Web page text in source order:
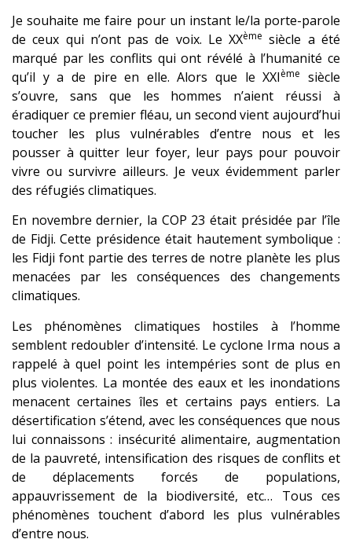
Je souhaite me faire pour un instant le/la porte-parole
de ceux qui n’ont pas de voix. Le XXème siècle a été
marqué par les conflits qui ont révélé à l’humanité ce
qu’il y a de pire en elle. Alors que le XXIème
siècle
s’ouvre, sans que les hommes n’aient réussi à
éradiquer ce premier fléau, un second vient aujourd’hui
toucher les plus vulnérables d’entre nous et les
pousser à quitter leur foyer, leur pays pour pouvoir
vivre ou survivre ailleurs. Je veux évidemment parler
des réfugiés climatiques.
En novembre dernier, la COP 23 était présidée par l’île
de Fidji. Cette présidence était hautement symbolique :
les Fidji font partie des terres de notre planète les plus
menacées par les conséquences des changements
climatiques.
Les phénomènes climatiques hostiles à l’homme
semblent redoubler d’intensité. Le cyclone Irma nous a
rappelé à quel point les intempéries sont de plus en
plus violentes. La montée des eaux et les inondations
menacent certaines îles et certains pays entiers. La
désertification s’étend, avec les conséquences que nous
lui connaissons : insécurité alimentaire, augmentation
de la pauvreté, intensification des risques de conflits et
de déplacements forcés de populations,
appauvrissement de la biodiversité, etc… Tous ces
phénomènes touchent d’abord les plus vulnérables
d’entre nous.